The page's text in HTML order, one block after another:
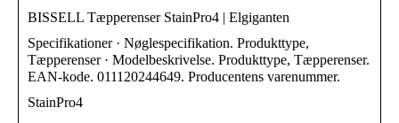
BISSELL Tæpperenser StainPro4 | Elgiganten
Specifikationer · Nøglespecifikation. Produkttype,
Tæpperenser · Modelbeskrivelse. Produkttype, Tæpperenser.
EAN-kode. 011120244649. Producentens varenummer.
StainPro4